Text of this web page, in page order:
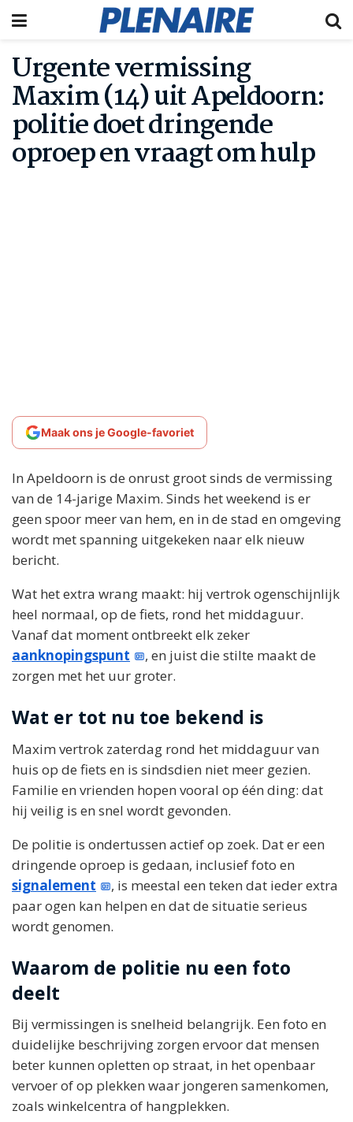
Urgente vermissing
Maxim (14) uit Apeldoorn:
politie doet dringende
oproep en vraagt om hulp
Maak ons je Google-favoriet
In Apeldoorn is de onrust groot sinds de vermissing
van de 14-jarige Maxim. Sinds het weekend is er
geen spoor meer van hem, en in de stad en omgeving
wordt met spanning uitgekeken naar elk nieuw
bericht.
Wat het extra wrang maakt: hij vertrok ogenschijnlijk
heel normaal, op de fiets, rond het middaguur.
Vanaf dat moment ontbreekt elk zeker
aanknopingspunt
, en juist die stilte maakt de
zorgen met het uur groter.
Wat er tot nu toe bekend is
Maxim vertrok zaterdag rond het middaguur van
huis op de fiets en is sindsdien niet meer gezien.
Familie en vrienden hopen vooral op één ding: dat
hij veilig is en snel wordt gevonden.
De politie is ondertussen actief op zoek. Dat er een
dringende oproep is gedaan, inclusief foto en
signalement
, is meestal een teken dat ieder extra
paar ogen kan helpen en dat de situatie serieus
wordt genomen.
Waarom de politie nu een foto
deelt
Bij vermissingen is snelheid belangrijk. Een foto en
duidelijke beschrijving zorgen ervoor dat mensen
beter kunnen opletten op straat, in het openbaar
vervoer of op plekken waar jongeren samenkomen,
zoals winkelcentra of hangplekken.